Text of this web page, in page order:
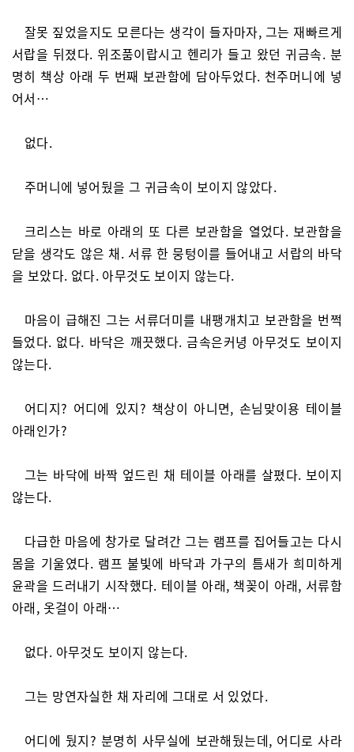
잘못 짚었을지도 모른다는 생각이 들자마자, 그는 재빠르게
서랍을 뒤졌다. 위조품이랍시고 헨리가 들고 왔던 귀금속. 분
명히 책상 아래 두 번째 보관함에 담아두었다. 천주머니에 넣
어서…
없다.
주머니에 넣어뒀을 그 귀금속이 보이지 않았다.
크리스는 바로 아래의 또 다른 보관함을 열었다. 보관함을
닫을 생각도 않은 채. 서류 한 뭉텅이를 들어내고 서랍의 바닥
을 보았다. 없다. 아무것도 보이지 않는다.
마음이 급해진 그는 서류더미를 내팽개치고 보관함을 번쩍
들었다. 없다. 바닥은 깨끗했다. 금속은커녕 아무것도 보이지
않는다.
어디지? 어디에 있지? 책상이 아니면, 손님맞이용 테이블
아래인가?
그는 바닥에 바짝 엎드린 채 테이블 아래를 살폈다. 보이지
않는다.
다급한 마음에 창가로 달려간 그는 램프를 집어들고는 다시
몸을 기울였다. 램프 불빛에 바닥과 가구의 틈새가 희미하게
윤곽을 드러내기 시작했다. 테이블 아래, 책꽂이 아래, 서류함
아래, 옷걸이 아래…
없다. 아무것도 보이지 않는다.
그는 망연자실한 채 자리에 그대로 서 있었다.
어디에 뒀지? 분명히 사무실에 보관해뒀는데, 어디로 사라